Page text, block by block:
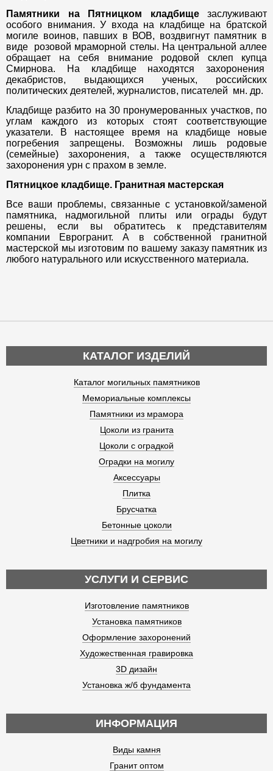
Памятники на Пятницком кладбищезаслуживают
особого внимания. У входа на кладбище на братской
могиле воинов, павших в ВОВ, воздвигнут памятник в
виде розовой мраморной стелы. На центральной аллее
обращает на себя внимание родовой склеп купца
Смирнова. На кладбище находятся захоронения
декабристов, выдающихся ученых, российских
политических деятелей, журналистов, писателей мн. др.
Кладбище разбито на 30 пронумерованных участков, по
углам каждого из которых стоят соответствующие
указатели. В настоящее время на кладбище новые
погребения запрещены. Возможны лишь родовые
(семейные) захоронения, а также осуществляются
захоронения урн с прахом в земле.
Пятницкое кладбище. Гранитная мастерская
Все ваши проблемы, связанные с установкой/заменой
памятника, надмогильной плиты или ограды будут
решены, если вы обратитесь к представителям
компании Еврогранит. А в собственной гранитной
мастерской мы изготовим по вашему заказу памятник из
любого натурального или искусственного материала.
КАТАЛОГ ИЗДЕЛИЙ
Каталог могильных памятников
Мемориальные комплексы
Памятники из мрамора
Цоколи из гранита
Цоколи с оградкой
Оградки на могилу
Аксессуары
Плитка
Брусчатка
Бетонные цоколи
Цветники и надгробия на могилу
УСЛУГИ И СЕРВИС
Изготовление памятников
Установка памятников
Оформление захоронений
Художественная гравировка
3D дизайн
Установка ж/б фундамента
ИНФОРМАЦИЯ
Виды камня
Гранит оптом